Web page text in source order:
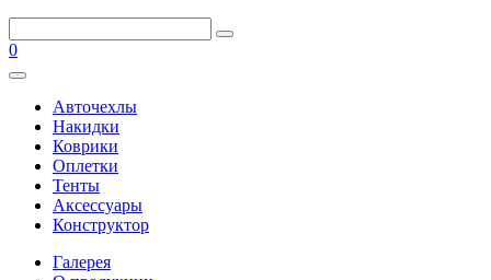
0
Авточехлы
Накидки
Коврики
Оплетки
Тенты
Аксессуары
Конструктор
Галерея